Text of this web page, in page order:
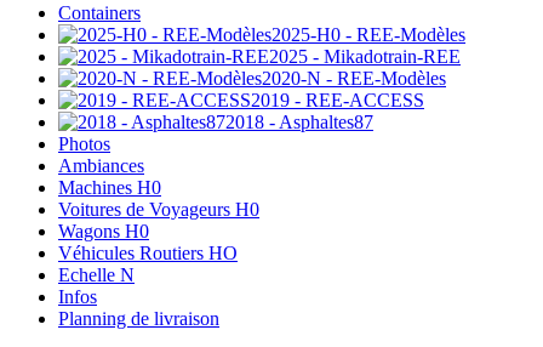
Containers
2025-H0 - REE-Modèles
2025 - Mikadotrain-REE
2020-N - REE-Modèles
2019 - REE-ACCESS
2018 - Asphaltes87
Photos
Ambiances
Machines H0
Voitures de Voyageurs H0
Wagons H0
Véhicules Routiers HO
Echelle N
Infos
Planning de livraison